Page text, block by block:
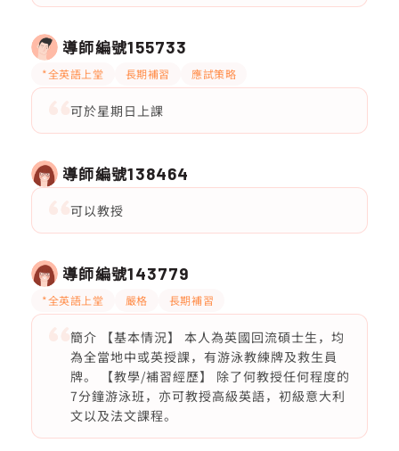
導師編號155733
*全英語上堂 長期補習 應試策略
可於星期日上課
導師編號138464
可以教授
導師編號143779
*全英語上堂 嚴格 長期補習
簡介 【基本情況】 本人為英國回流碩士生，均
為全當地中或英授課，有游泳教練牌及救生員
牌。 【教學/補習經歷】 除了何教授任何程度的
7分鐘游泳班，亦可教授高級英語，初級意大利
文以及法文課程。